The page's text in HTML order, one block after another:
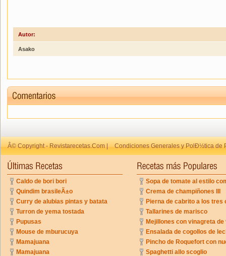
Autor:
Asako
Â© Copyright - Revistarecetas.Com | Condiciones Generales y PolÐ½tica de
Caldo de bori bori
Quindim brasileÃ±o
Curry de alubias pintas y batata
Turron de yema tostada
Pupusas
Mouse de mburucuya
Mamajuana
Mamajuana
Sopa de tomate al estilo
Crema de champiñones III
Pierna de cabrito a los tres
Tallarines de marisco
Mejillones con vinagreta
Ensalada de cogollos de
Pincho de Roquefort con
Spaghetti allo scoglio